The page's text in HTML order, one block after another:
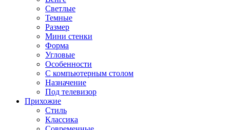
Светлые
Темные
Размер
Мини стенки
Форма
Угловые
Особенности
С компьютерным столом
Назначение
Под телевизор
Прихожие
Стиль
Классика